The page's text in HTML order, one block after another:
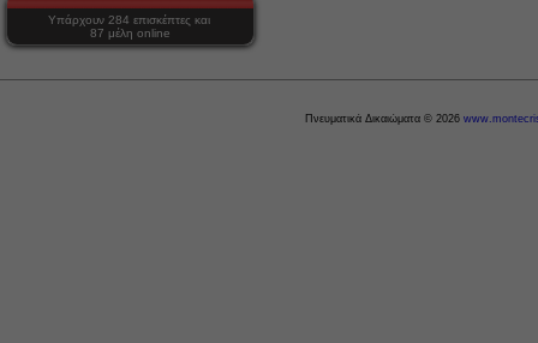
Υπάρχουν 284 επισκέπτες και
87 μέλη online
Πνευματικά Δικαιώματα © 2026